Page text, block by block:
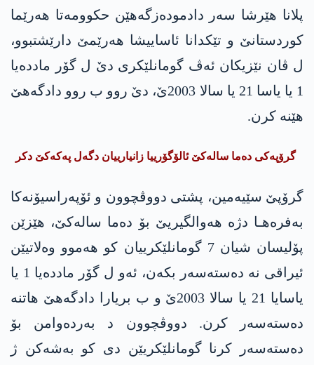
پلانا هێرشا سه‌ر دادموده‌زگه‌هێن حكوومه‌تا هه‌رێما
كوردستانێ و تێكدانا ئاساییشا هه‌رێمێ دارێشتبوو،
ل ڤان نێزیكان ئه‌ڤ گومانلێكری دێ ل گۆر مادده‌یا
1 یا یاسا 21 یا سالا 2003ێ، دێ روو ب روو دادگه‌هێ
هێنه‌ كرن.
گرۆپه‌كی ده‌ما ساله‌كێ ئالۆگۆرییا زانیارییان دگه‌ل په‌كه‌كێ دكر
گرۆپێ سێیه‌مین، پشتی دووڤچوون و ئۆپه‌راسیۆنه‌كا
به‌فره‌هـا دژه‌ هه‌والگیریێ بۆ ده‌ما ساله‌كێ، هێزێن
پۆلیسان شیان 7 گومانلێكرییان كو هه‌موو وه‌لاتیێن
ئیراقی نه‌ ده‌سته‌سه‌ر بكه‌ن، ئه‌و ل گۆر مادده‌یا 1 یا
یاسایا 21 یا سالا 2003ێ و ب بریارا دادگه‌هێ هاتنه‌
ده‌سته‌سه‌ر كرن. دووڤچوون د به‌رده‌وامن بۆ
ده‌سته‌سه‌ر كرنا گومانلێكریێن دی كو به‌شه‌كن ژ